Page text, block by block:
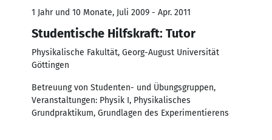
1 Jahr und 10 Monate, Juli 2009 - Apr. 2011
Studentische Hilfskraft: Tutor
Physikalische Fakultät, Georg-August Universität
Göttingen
Betreuung von Studenten- und Übungsgruppen,
Veranstaltungen: Physik I, Physikalisches
Grundpraktikum, Grundlagen des Experimentierens